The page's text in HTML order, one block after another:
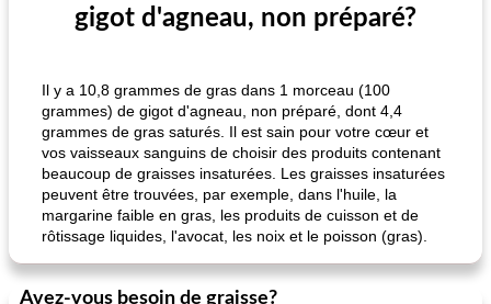
gigot d'agneau, non préparé?
Il y a 10,8 grammes de gras dans 1 morceau (100
grammes) de gigot d'agneau, non préparé, dont 4,4
grammes de gras saturés. Il est sain pour votre cœur et
vos vaisseaux sanguins de choisir des produits contenant
beaucoup de graisses insaturées. Les graisses insaturées
peuvent être trouvées, par exemple, dans l'huile, la
margarine faible en gras, les produits de cuisson et de
rôtissage liquides, l'avocat, les noix et le poisson (gras).
Avez-vous besoin de graisse?